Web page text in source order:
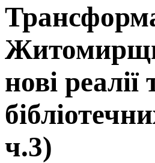
нові
ч.3)